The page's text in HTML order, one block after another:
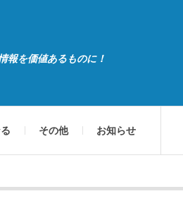
報を価値あるものに！
その他 お知らせ